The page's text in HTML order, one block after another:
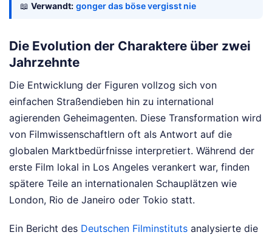
📖 Verwandt: gonger das böse vergisst nie
Die Evolution der Charaktere über zwei
Jahrzehnte
Die Entwicklung der Figuren vollzog sich von
einfachen Straßendieben hin zu international
agierenden Geheimagenten. Diese Transformation wird
von Filmwissenschaftlern oft als Antwort auf die
globalen Marktbedürfnisse interpretiert. Während der
erste Film lokal in Los Angeles verankert war, finden
spätere Teile an internationalen Schauplätzen wie
London, Rio de Janeiro oder Tokio statt.
Ein Bericht des Deutschen Filminstituts analysierte die